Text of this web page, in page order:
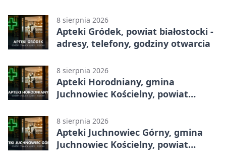
godziny otwarcia
8 sierpnia 2026
Apteki Gródek, powiat białostocki -
adresy, telefony, godziny otwarcia
8 sierpnia 2026
Apteki Horodniany, gmina
Juchnowiec Kościelny, powiat
godziny otwarcia
8 sierpnia 2026
Apteki Juchnowiec Górny, gmina
Juchnowiec Kościelny, powiat